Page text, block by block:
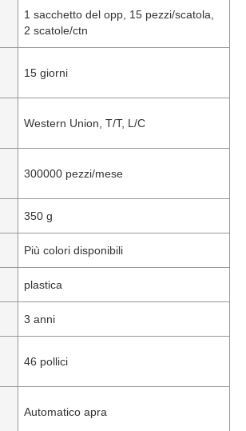
1 sacchetto del opp, 15 pezzi/scatola,
2 scatole/ctn
15 giorni
Western Union, T/T, L/C
300000 pezzi/mese
350 g
Più colori disponibili
plastica
3 anni
46 pollici
Automatico apra